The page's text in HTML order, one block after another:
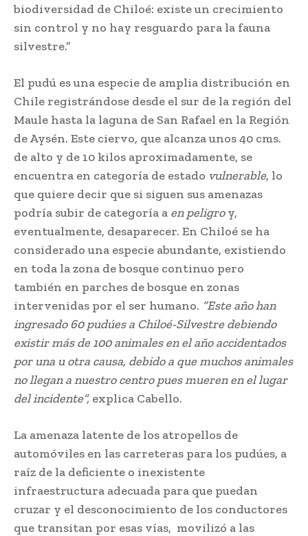
biodiversidad de Chiloé: existe un crecimiento
sin control y no hay resguardo para la fauna
silvestre.”
El pudú es una especie de amplia distribución en
Chile registrándose desde el sur de la región del
Maule hasta la laguna de San Rafael en la Región
de Aysén. Este ciervo, que alcanza unos 40 cms.
de alto y de 10 kilos aproximadamente, se
encuentra en categoría de estado vulnerable, lo
que quiere decir que si siguen sus amenazas
podría subir de categoría a en peligroy,
eventualmente, desaparecer. En Chiloé se ha
considerado una especie abundante, existiendo
en toda la zona de bosque continuo pero
también en parches de bosque en zonas
intervenidas por el ser humano. “Este año han
ingresado 60 pudúes a Chiloé-Silvestre debiendo
existir más de 100 animales en el año accidentados
por una u otra causa, debido a que muchos animales
no llegan a nuestro centro pues mueren en el lugar
del incidente”, explica Cabello.
La amenaza latente de los atropellos de
automóviles en las carreteras para los pudúes, a
raíz de la deficiente o inexistente
infraestructura adecuada para que puedan
cruzar y el desconocimiento de los conductores
que transitan por esas vías, movilizó a las